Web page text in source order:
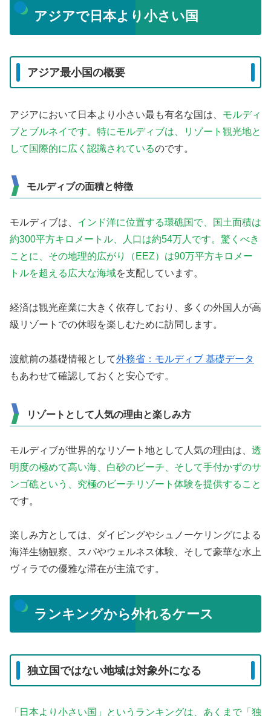
アジアで日本より小さい国
アジア最小国の概要
アジアにおいて日本より小さい最も有名な国は、 モルディ
ブとブルネイです。特にモルディブは、リゾート観光地と
して国際的に広く認識されているのです。
モルディブの面積と特徴
モルディブは、 インド洋に位置する環礁国で、国土面積は
約300平方キロメートル、人口は約54万人です。驚くべき
ことに、その地理的広がり（EEZ）は90万平方キロメー
トルを超える広大な海域を支配しています。
経済は観光産業に大きく依存しており、多くの外国人が高
級リゾートでの休暇を楽しむために訪問します。
渡航前の基礎情報として外務省：モルディブ 基礎データ
もあわせて確認しておくと安心です。
リゾートとして人気の理由と楽しみ方
モルディブが世界的なリゾート地として人気の理由は、 透
明度の極めて高い海、白砂のビーチ、そして手付かずのサ
ンゴ礁という、究極のビーチリゾート体験を提供すること
です。
楽しみ方としては、ダイビングやシュノーケリングによる
海洋生物観察、スパやウェルネス体験、そして豪華な水上
ヴィラでの優雅な滞在が主流です。
ランキングから外れるケース
独立国ではない地域は対象外になる
「日本より小さい国」というランキングは、あくまで「独